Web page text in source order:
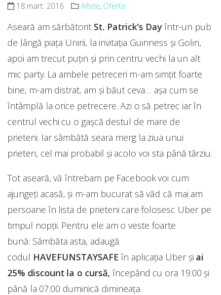
18 mart. 2016 Altele,Oferte
Aseară am sărbătorit St. Patrick’s Day într-un pub
de lângă piața Unirii, la invitația Guinness și Golin,
apoi am trecut puțin și prin centru vechi la un alt
mic party. La ambele petreceri m-am simțit foarte
bine, m-am distrat, am și băut ceva… așa cum se
întâmplă la orice petrecere. Azi o să petrec iar în
centrul vechi cu o gașcă destul de mare de
prieteni. Iar sâmbătă seara merg la ziua unui
prieten, cel mai probabil și acolo voi sta până târziu.
Tot aseară, vă întrebam pe Facebook voi cum
ajungeți acasă, și m-am bucurat să văd că mai am
persoane în lista de prieteni care folosesc Uber pe
timpul nopții. Pentru ele am o veste foarte
bună: Sâmbăta asta, adaugă
codul HAVEFUNSTAYSAFE în aplicația Uber și ai
25% discount la o cursă, începând cu ora 19:00 și
până la 07:00 duminică dimineața.